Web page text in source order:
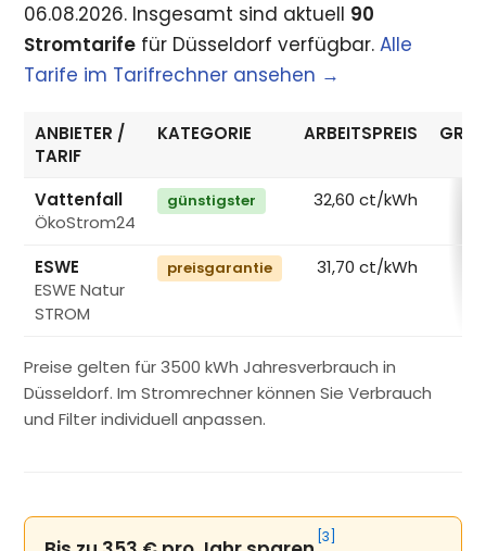
06.08.2026. Insgesamt sind aktuell 90
Stromtarife für Düsseldorf verfügbar.Alle
Tarife im Tarifrechner ansehen →
ANBIETER /
TARIF
KATEGORIE ARBEITSPREIS
Vattenfall
ÖkoStrom24
günstigster
32,60 ct/kWh
ESWE
ESWE Natur
STROM
preisgarantie
31,70 ct/kWh
Preise gelten für 3500 kWh Jahresverbrauch in
Düsseldorf. Im Stromrechner können Sie Verbrauch
und Filter individuell anpassen.
[3]